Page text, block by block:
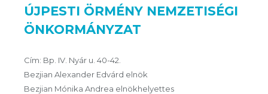
ÚJPESTI ÖRMÉNY NEMZETISÉGI
ÖNKORMÁNYZAT
Cím: Bp. IV. Nyár u. 40-42.
Bezjian Alexander Edvárd elnök
Bezjian Mónika Andrea elnökhelyettes